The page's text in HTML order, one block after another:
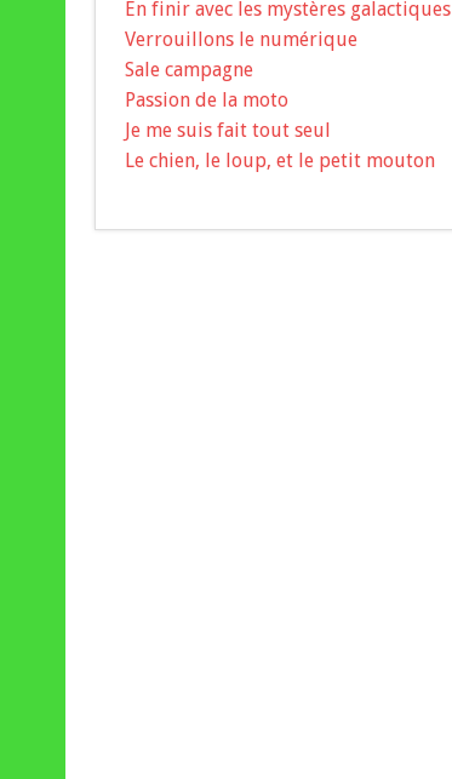
En finir avec les mystères galactiques
Verrouillons le numérique
Sale campagne
Passion de la moto
Je me suis fait tout seul
Le chien, le loup, et le petit mouton